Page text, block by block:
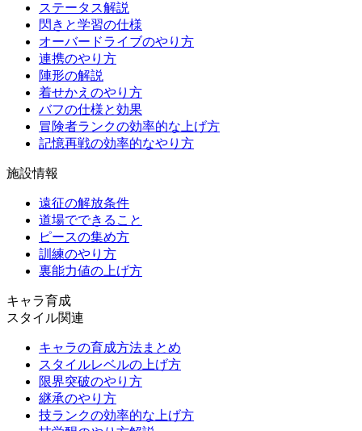
ステータス解説
閃きと学習の仕様
オーバードライブのやり方
連携のやり方
陣形の解説
着せかえのやり方
バフの仕様と効果
冒険者ランクの効率的な上げ方
記憶再戦の効率的なやり方
施設情報
遠征の解放条件
道場でできること
ピースの集め方
訓練のやり方
裏能力値の上げ方
キャラ育成
スタイル関連
キャラの育成方法まとめ
スタイルレベルの上げ方
限界突破のやり方
継承のやり方
技ランクの効率的な上げ方